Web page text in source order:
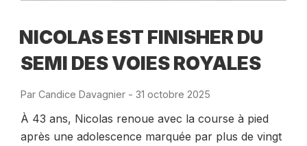
NICOLAS EST FINISHER DU
SEMI DES VOIES ROYALES
Par Candice Davagnier - Publié
31 octobre 2025
À 43 ans, Nicolas renoue avec la course à pied
après une adolescence marquée par plus de vingt